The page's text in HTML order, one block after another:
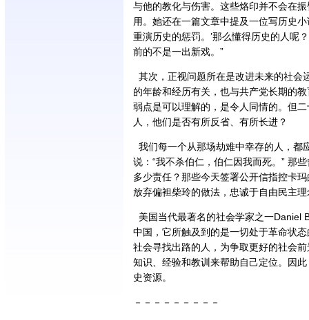
与他的教化与伤害。这些烙印并不会在
用。她还在一篇文章中提及一位写历史
重演历史的惩罚。’那么懂得历史的人呢
前的不是一出新戏。”
其次，正视问题所在是改进未来的社会
的年龄和经历有关，也与共产党长期的
弱点是可以理解的，是令人同情的。但
人，他们是否有所反省、有所长进？
我们每一个从那场劫难中幸存的人，都
说：“我不杀伯仁，伯仁因我而死。” 那
多少责任？那些今天签署公开信指控卡
放弃偏袒柴玲的做法，忠诚于自由民主
美国当代最著名的社会学家之一Daniel
中国，它所触及到的是一切处于革命状
社会寻找出路的人，为争取更好的社会
知识、经验和教训来帮助自己定位。因
史资源。
－－－－－－－－－